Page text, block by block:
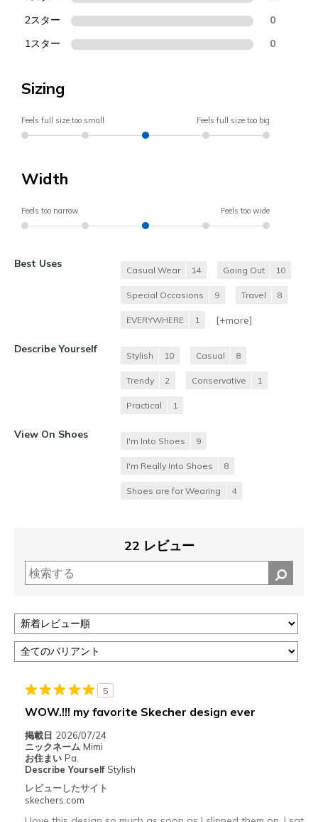
2スター 0
1スター 0
Sizing
Feels full size too small Feels full size too big
Width
Feels too narrow Feels too wide
Best Uses
Casual Wear 14 Going Out 10
Special Occasions 9 Travel 8
EVERYWHERE 1 [+more]
Describe Yourself
Stylish 10 Casual 8
Trendy 2 Conservative 1
Practical 1
View On Shoes
I'm Into Shoes 9
I'm Really Into Shoes 8
Shoes are for Wearing 4
22 レビュー
5
WOW.!!! my favorite Skecher design ever
掲載日 2026/07/24
ニックネーム Mimi
お住まい Pa.
Describe Yourself Stylish
レビューしたサイト
skechers.com